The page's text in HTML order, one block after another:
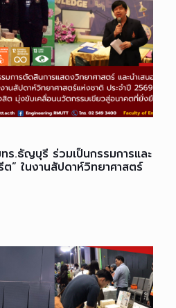
.ธัญบุรี ร่วมเป็นกรรมการและ
” ในงานสัปดาห์วิทยาศาสตร์